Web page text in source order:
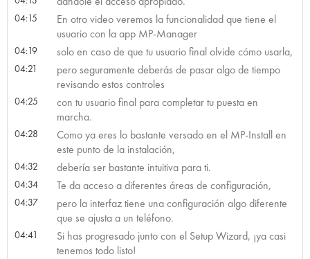
04:15
En otro video veremos la funcionalidad que tiene el
usuario con la app MP-Manager
04:19 solo en caso de que tu usuario final olvide cómo usarla,
04:21
pero seguramente deberás de pasar algo de tiempo
revisando estos controles
04:25
con tu usuario final para completar tu puesta en
marcha.
04:28
Como ya eres lo bastante versado en el MP-Install en
este punto de la instalación,
04:32 debería ser bastante intuitiva para ti.
04:34 Te da acceso a diferentes áreas de configuración,
04:37
pero la interfaz tiene una configuración algo diferente
que se ajusta a un teléfono.
04:41
Si has progresado junto con el Setup Wizard, ¡ya casi
tenemos todo listo!